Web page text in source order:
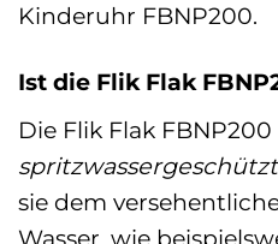
Kinderuhr FBNP200.
Ist die Flik Flak
Die Flik Flak FBNP200
spritzwassergeschützt
sie dem
Wasser, wie